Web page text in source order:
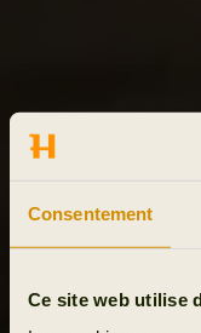
Consentement
Ce site web utilise